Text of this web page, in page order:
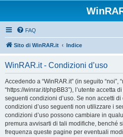
FAQ
Sito di WinRAR.it Indice
WinRAR.it - Condizioni d’uso
Accedendo a “WinRAR.it” (in seguito “noi”,
“https://winrar.it/phpBB3”), l’utente accetta
seguenti condizioni d’uso. Se non accetti
condizioni d’uso seguenti non utilizzare i
condizioni d’uso possono cambiare in
premura avvisarti di tali modifiche, benché
frequenza queste pagine per eventuali